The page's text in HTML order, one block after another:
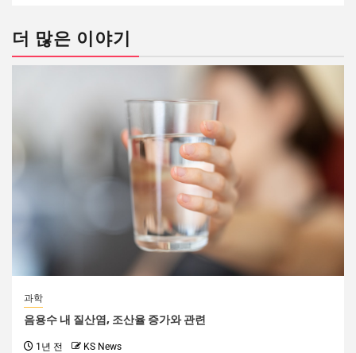
더 많은 이야기
과학
음용수 내 질산염, 조산율 증가와 관련
1년 전 KS News